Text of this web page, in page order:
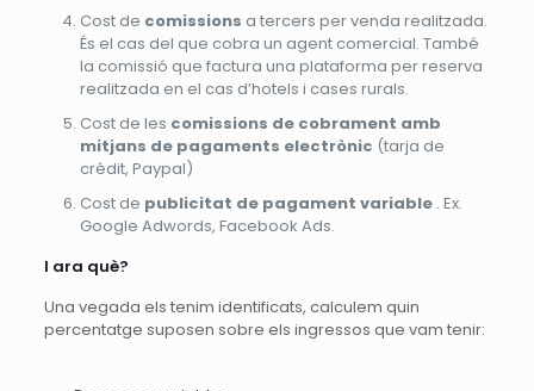
Cost de comissions a tercers per venda realitzada.
És el cas del que cobra un agent comercial. També
la comissió que factura una plataforma per reserva
realitzada en el cas d’hotels i cases rurals.
Cost de les comissions de cobrament amb
mitjans de pagaments electrònic (tarja de
crèdit, Paypal)
Cost de publicitat de pagament variable. Ex.
Google Adwords, Facebook Ads.
I ara què?
Una vegada els tenim identificats, calculem quin
percentatge suposen sobre els ingressos que vam tenir: